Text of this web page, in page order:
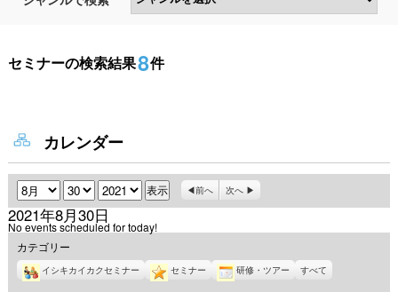
セミナーの検索結果8件
カレンダー
月 日 年 前へ 次へ
2021年8月30日
No events scheduled for today!
カテゴリー
イシキカイカクセミナー セミナー 研修・ツアー すべて